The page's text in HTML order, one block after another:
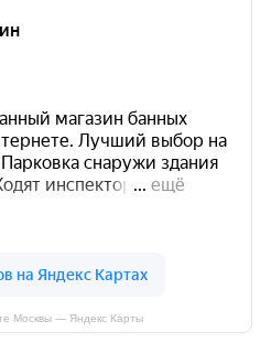
Москвы — Яндекс Карты